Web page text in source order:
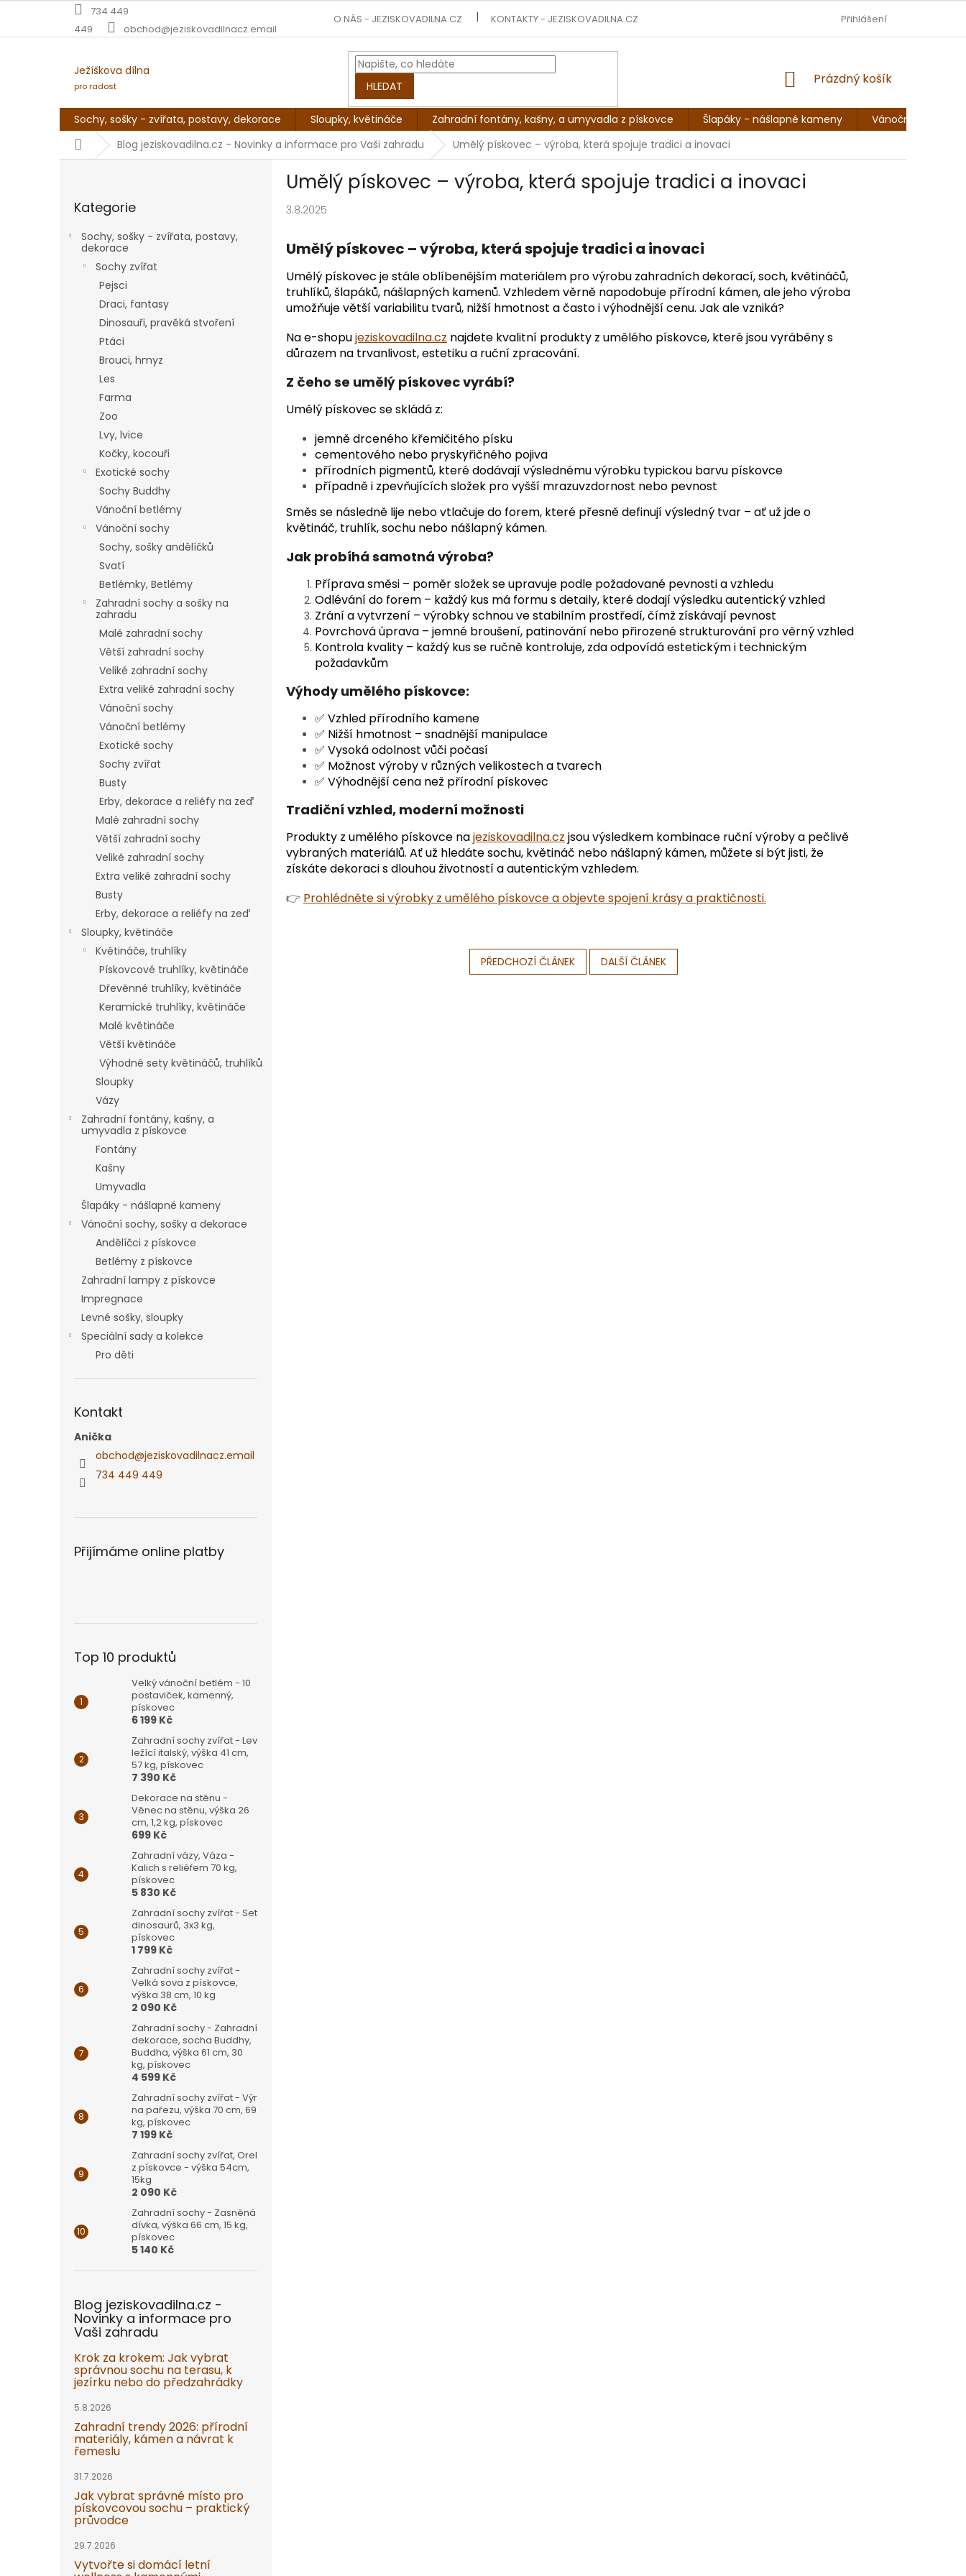
obsah
734 449
449
obchod@jeziskovadilnacz.email
O NÁS - JEZISKOVADILNA.CZ KONTAKTY - JEZISKOVADILNA.CZ OBCHODNÍ PODMÍNKY
Přihlášení
Ježíškova dílna
pro radost HLEDAT
NÁKUPNÍ
Prázdný košík
Sochy, sošky - zvířata, postavy, dekorace Sloupky, květináče Zahradní fontány, kašny, a umyvadla z pískovce Šlapáky - nášlapné kameny
Vánoční sochy,
DomůBlog jeziskovadilna.cz - Novinky a informace pro Vaši zahradu Umělý pískovec – výroba, která spojuje tradici a inovaci
kategorie
Kategorie
Sochy, sošky - zvířata, postavy,
dekorace
Sochy zvířat
Pejsci
Draci, fantasy
Dinosauři, pravěká stvoření
Ptáci
Brouci, hmyz
Les
Farma
Zoo
Lvy, lvice
Kočky, kocouři
Exotické sochy
Sochy Buddhy
Vánoční betlémy
Vánoční sochy
Sochy, sošky andělíčků
Svatí
Betlémky, Betlémy
Zahradní sochy a sošky na
zahradu
Malé zahradní sochy
Větší zahradní sochy
Veliké zahradní sochy
Extra veliké zahradní sochy
Vánoční sochy
Vánoční betlémy
Exotické sochy
Sochy zvířat
Busty
Erby, dekorace a reliéfy na zeď
Malé zahradní sochy
Větší zahradní sochy
Veliké zahradní sochy
Extra veliké zahradní sochy
Busty
Erby, dekorace a reliéfy na zeď
Sloupky, květináče
Květináče, truhlíky
Pískovcové truhlíky, květináče
Dřevěnné truhlíky, květináče
Keramické truhlíky, květináče
Malé květináče
Větší květináče
Výhodné sety květináčů, truhlíků
Sloupky
Vázy
Zahradní fontány, kašny, a
umyvadla z pískovce
Fontány
Kašny
Umyvadla
Šlapáky - nášlapné kameny
Vánoční sochy, sošky a dekorace
Andělíčci z pískovce
Betlémy z pískovce
Zahradní lampy z pískovce
Impregnace
Levné sošky, sloupky
Speciální sady a kolekce
Pro děti
Kontakt
Anička
obchod@jeziskovadilnacz.email
734 449 449
Přijímáme online platby
Top 10 produktů
Velký vánoční betlém - 10
postaviček, kamenný,
pískovec
6 199 Kč
Zahradní sochy zvířat - Lev
ležící italský, výška 41 cm,
57 kg, pískovec
7 390 Kč
Dekorace na stěnu -
Věnec na stěnu, výška 26
cm, 1,2 kg, pískovec
699 Kč
Zahradní vázy, Váza -
Kalich s reliéfem 70 kg,
pískovec
5 830 Kč
Zahradní sochy zvířat - Set
dinosaurů, 3x3 kg,
pískovec
1 799 Kč
Zahradní sochy zvířat -
Velká sova z pískovce,
výška 38 cm, 10 kg
2 090 Kč
Zahradní sochy - Zahradní
dekorace, socha Buddhy,
Buddha, výška 61 cm, 30
kg, pískovec
4 599 Kč
Zahradní sochy zvířat - Výr
na pařezu, výška 70 cm, 69
kg, pískovec
7 199 Kč
Zahradní sochy zvířat, Orel
z pískovce - výška 54cm,
15kg
2 090 Kč
Zahradní sochy - Zasněná
dívka, výška 66 cm, 15 kg,
pískovec
5 140 Kč
Blog jeziskovadilna.cz -
Novinky a informace pro
Vaši zahradu
Krok za krokem: Jak vybrat
správnou sochu na terasu, k
jezírku nebo do předzahrádky
5.8.2026
Zahradní trendy 2026: přírodní
materiály, kámen a návrat k
řemeslu
31.7.2026
Jak vybrat správné místo pro
pískovcovou sochu – praktický
průvodce
29.7.2026
Vytvořte si domácí letní
Umělý pískovec – výroba, která spojuje tradici a inovaci
3.8.2025
Umělý pískovec – výroba, která spojuje tradici a inovaci
Umělý pískovec je stále oblíbenějším materiálem pro výrobu zahradních dekorací, soch, květináčů,
truhlíků, šlapáků, nášlapných kamenů. Vzhledem věrně napodobuje přírodní kámen, ale jeho výroba
umožňuje větší variabilitu tvarů, nižší hmotnost a často i výhodnější cenu. Jak ale vzniká?
Na e-shopujeziskovadilna.cz najdete kvalitní produkty z umělého pískovce, které jsou vyráběny s
důrazem na trvanlivost, estetiku a ruční zpracování.
Z čeho se umělý pískovec vyrábí?
Umělý pískovec se skládá z:
jemně drceného křemičitého písku
cementového nebo pryskyřičného pojiva
přírodních pigmentů, které dodávají výslednému výrobku typickou barvu pískovce
případně i zpevňujících složek pro vyšší mrazuvzdornost nebo pevnost
Směs se následně lije nebo vtlačuje do forem, které přesně definují výsledný tvar – ať už jde o
květináč, truhlík, sochu nebo nášlapný kámen.
Jak probíhá samotná výroba?
Příprava směsi – poměr složek se upravuje podle požadované pevnosti a vzhledu
Odlévání do forem – každý kus má formu s detaily, které dodají výsledku autentický vzhled
Zrání a vytvrzení – výrobky schnou ve stabilním prostředí, čímž získávají pevnost
Povrchová úprava – jemné broušení, patinování nebo přirozené strukturování pro věrný vzhled
Kontrola kvality – každý kus se ručně kontroluje, zda odpovídá estetickým i technickým
požadavkům
Výhody umělého pískovce:
✅ Vzhled přírodního kamene
✅ Nižší hmotnost – snadnější manipulace
✅ Vysoká odolnost vůči počasí
✅ Možnost výroby v různých velikostech a tvarech
✅ Výhodnější cena než přírodní pískovec
Tradiční vzhled, moderní možnosti
Produkty z umělého pískovce najeziskovadilna.cz jsou výsledkem kombinace ruční výroby a pečlivě
vybraných materiálů. Ať už hledáte sochu, květináč nebo nášlapný kámen, můžete si být jisti, že
získáte dekoraci s dlouhou životností a autentickým vzhledem.
👉 Prohlédněte si výrobky z umělého pískovce a objevte spojení krásy a praktičnosti.
PŘEDCHOZÍ ČLÁNEK DALŠÍ ČLÁNEK